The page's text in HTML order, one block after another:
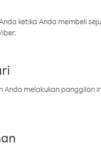
ketika Anda membeli
Anda melakukan